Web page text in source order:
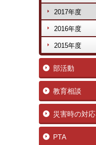
2017年度
2016年度
2015年度
部活動
教育相談
災害時の対応
PTA